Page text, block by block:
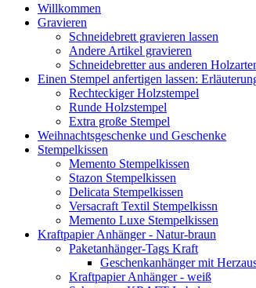
Willkommen
Gravieren
Schneidebrett gravieren lassen
Andere Artikel gravieren
Schneidebretter aus anderen
Einen Stempel anfertigen lassen:
Rechteckiger Holzstempel
Runde Holzstempel
Extra große Stempel
Weihnachtsgeschenke und Geschenke
Stempelkissen
Memento Stempelkissen
Stazon Stempelkissen
Delicata Stempelkissen
Versacraft Textil Stempelkissn
Memento Luxe Stempelkissen
Kraftpapier Anhänger - Natur-braun
Paketanhänger-Tags Kraft
Geschenkanhänger mit
Kraftpapier Anhänger - weiß